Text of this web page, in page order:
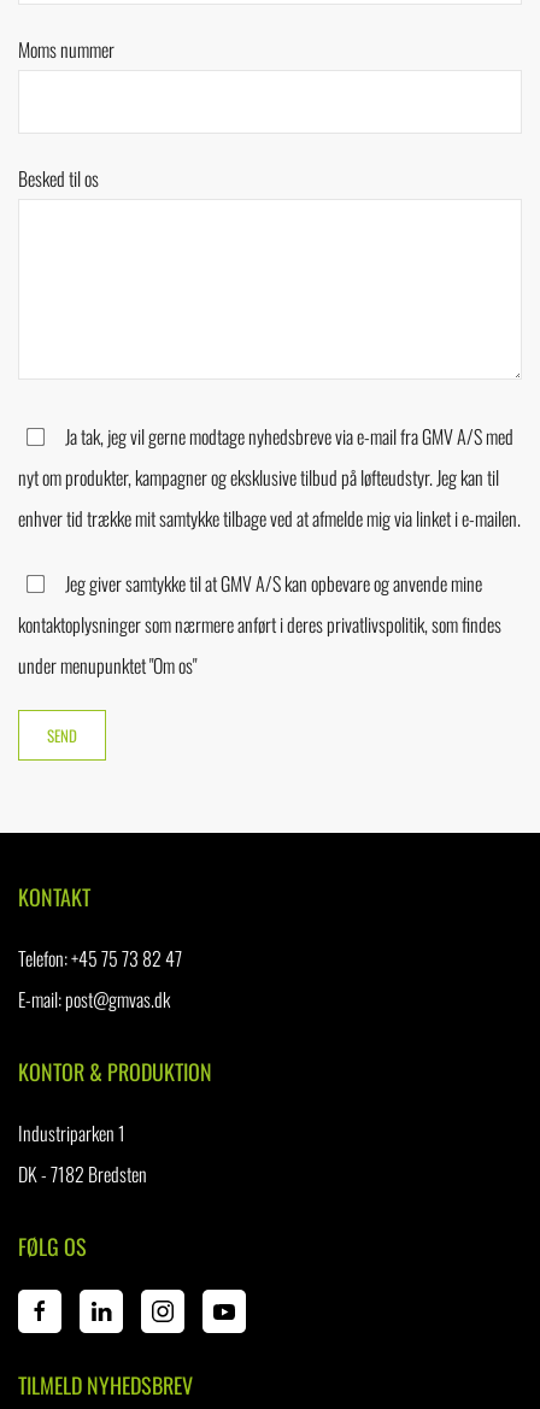
Moms nummer
Besked til os
Ja tak, jeg vil gerne modtage nyhedsbreve via e-mail fra GMV A/S med
nyt om produkter, kampagner og eksklusive tilbud på løfteudstyr. Jeg kan til
enhver tid trække mit samtykke tilbage ved at afmelde mig via linket i e-mailen.
Jeg giver samtykke til at GMV A/S kan opbevare og anvende mine
kontaktoplysninger som nærmere anført i deres privatlivspolitik, som findes
under menupunktet "Om os"
KONTAKT
Telefon:+45 75 73 82 47
E-mail:post@gmvas.dk
KONTOR & PRODUKTION
Industriparken 1
DK - 7182 Bredsten
FØLG OS
TILMELD NYHEDSBREV